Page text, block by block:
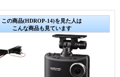
この商品(HDROP-14)を見た人は
こんな商品も見ています